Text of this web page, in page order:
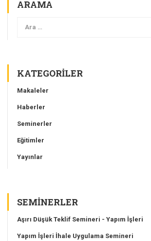
ARAMA
KATEGORILER
Makaleler
Haberler
Seminerler
Eğitimler
Yayınlar
SEMINERLER
Aşırı Düşük Teklif Semineri - Yapım İşleri
Yapım İşleri İhale Uygulama Semineri